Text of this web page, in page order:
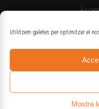
Utilitzem galetes per optimitzar el
Mostra